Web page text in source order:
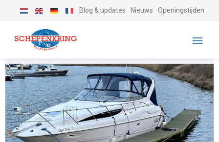
Blog & updates Nieuws Openingstijden